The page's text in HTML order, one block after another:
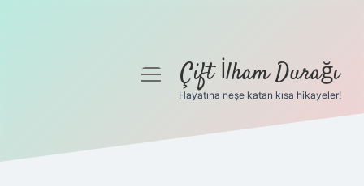
Gizlilik Politikası
menüyüÇift İlham Durağı
Hayatına neşe katan kısa hikayeler!